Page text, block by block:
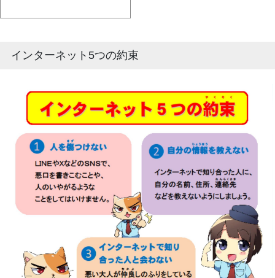
インターネット5つの約束